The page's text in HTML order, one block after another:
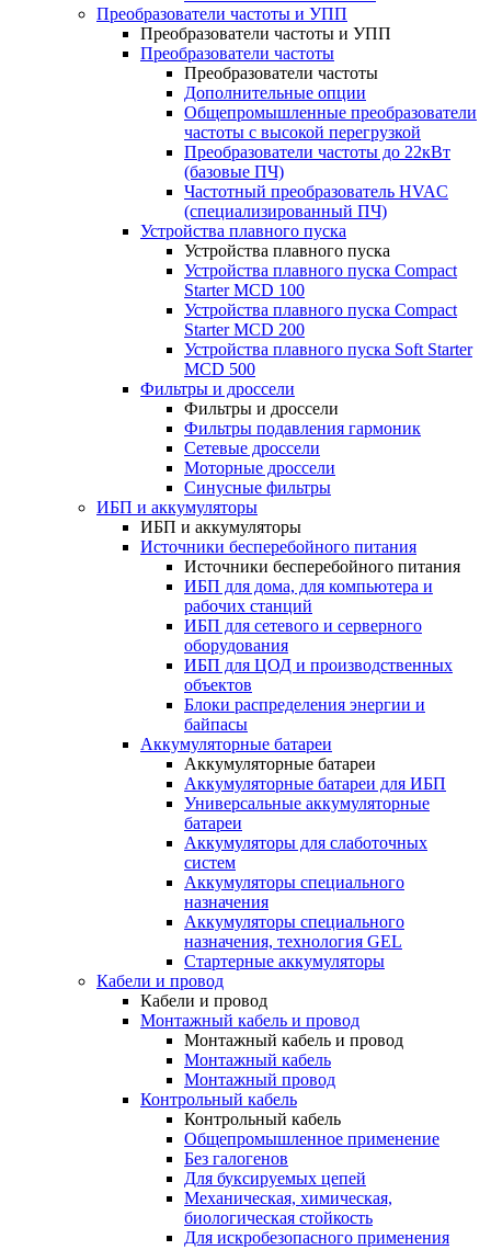
Преобразователи частоты и УПП
Преобразователи частоты и УПП
Преобразователи частоты
Преобразователи частоты
Дополнительные опции
Общепромышленные преобразователи
частоты с высокой перегрузкой
Преобразователи частоты до 22кВт
(базовые ПЧ)
Частотный преобразователь HVAC
(специализированный ПЧ)
Устройства плавного пуска
Устройства плавного пуска
Устройства плавного пуска Compact
Starter MCD 100
Устройства плавного пуска Compact
Starter MCD 200
Устройства плавного пуска Soft Starter
MCD 500
Фильтры и дроссели
Фильтры и дроссели
Фильтры подавления гармоник
Сетевые дроссели
Моторные дроссели
Синусные фильтры
ИБП и аккумуляторы
ИБП и аккумуляторы
Источники бесперебойного питания
Источники бесперебойного питания
ИБП для дома, для компьютера и
рабочих станций
ИБП для сетевого и серверного
оборудования
ИБП для ЦОД и производственных
объектов
Блоки распределения энергии и
байпасы
Аккумуляторные батареи
Аккумуляторные батареи
Аккумуляторные батареи для ИБП
Универсальные аккумуляторные
батареи
Аккумуляторы для слаботочных
систем
Аккумуляторы специального
назначения
Аккумуляторы специального
назначения, технология GEL
Стартерные аккумуляторы
Кабели и провод
Кабели и провод
Монтажный кабель и провод
Монтажный кабель и провод
Монтажный кабель
Монтажный провод
Контрольный кабель
Контрольный кабель
Общепромышленное применение
Без галогенов
Для буксируемых цепей
Механическая, химическая,
биологическая стойкость
Для искробезопасного применения